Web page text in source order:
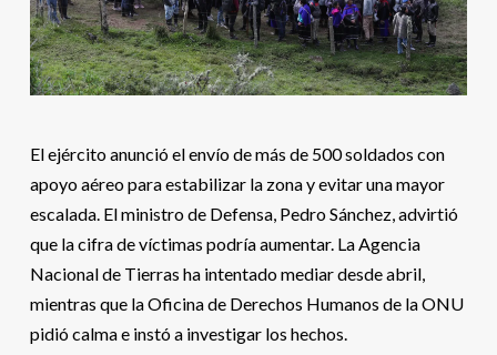
El ejército anunció el envío de más de 500 soldados con
apoyo aéreo para estabilizar la zona y evitar una mayor
escalada. El ministro de Defensa, Pedro Sánchez, advirtió
que la cifra de víctimas podría aumentar. La Agencia
Nacional de Tierras ha intentado mediar desde abril,
mientras que la Oficina de Derechos Humanos de la ONU
pidió calma e instó a investigar los hechos.